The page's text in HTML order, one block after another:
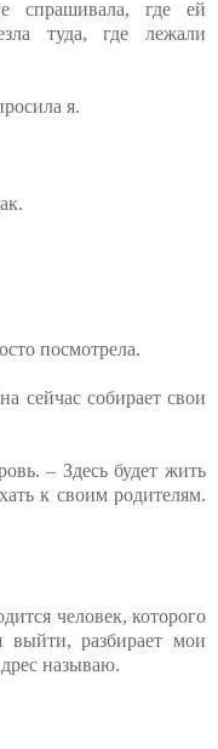
спрашивала, где ей
туда, где лежали
я.
посмотрела.
сейчас собирает свои
– Здесь будет жить
к своим родителям.
человек, которого
выйти, разбирает мои
называю.